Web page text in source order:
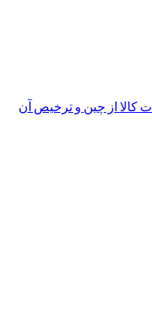
کالا از چین و ترخیص آن